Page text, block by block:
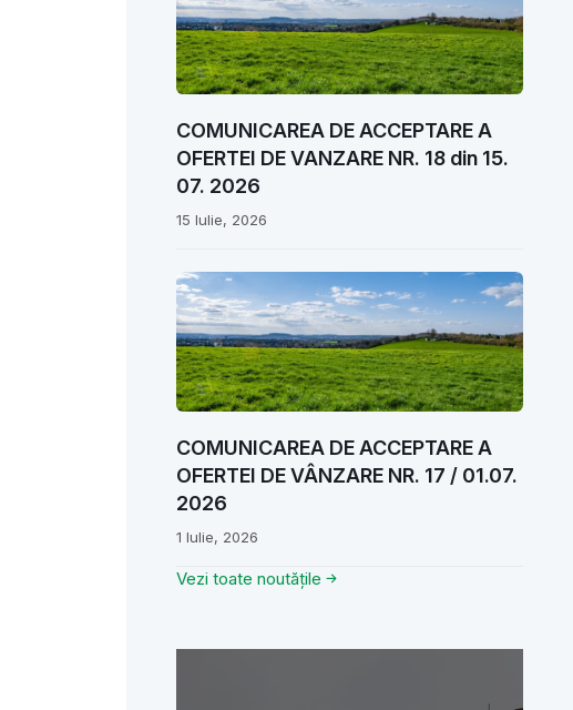
COMUNICAREA DE ACCEPTARE A
OFERTEI DE VANZARE NR. 18 din 15.
07. 2026
15 Iulie, 2026
COMUNICAREA DE ACCEPTARE A
OFERTEI DE VÂNZARE NR. 17 / 01.07.
2026
1 Iulie, 2026
Vezi toate noutățile